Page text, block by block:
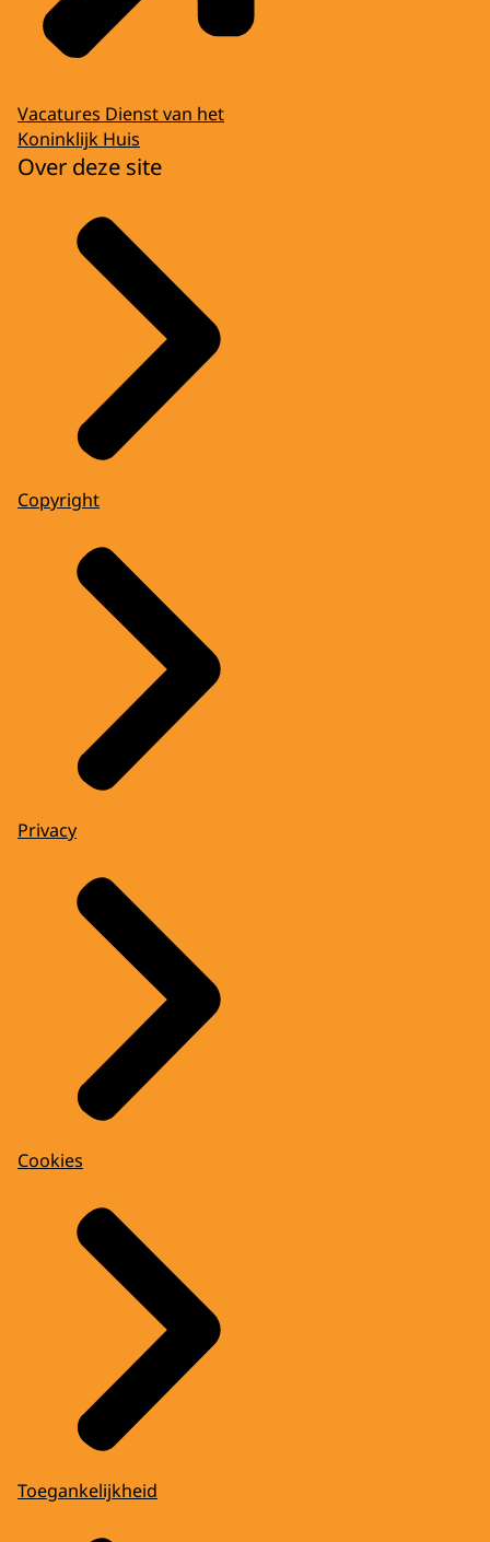
Vacatures Dienst van het
Koninklijk Huis
Over deze site
Copyright
Privacy
Cookies
Toegankelijkheid